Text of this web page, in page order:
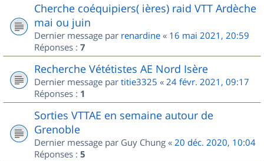
Cherche coéquipiers( ières) raid VTT Ardèche
mai ou juin
Dernier message par renardine « 16 mai 2021, 20:59
Réponses : 7
Recherche Vététistes AE Nord Isère
Dernier message par titie3325 « 24 févr. 2021, 09:17
Réponses : 1
Sorties VTTAE en semaine autour de
Grenoble
Dernier message par Guy Chung « 20 déc. 2020, 10:04
Réponses : 5